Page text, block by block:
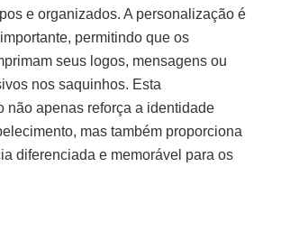
e organizados. A personalização é
permitindo que os
seus logos, mensagens ou
nos saquinhos. Esta
não apenas reforça a identidade
mas também proporciona
diferenciada e memorável para os